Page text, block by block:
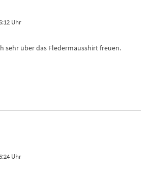
Uhr
sehr über das Fledermausshirt freuen.
Uhr